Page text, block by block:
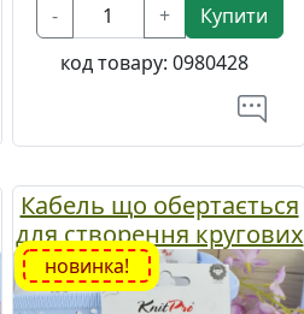
- +
Купити
код товару: 0980428
Кабель що обертається
для створення кругових
спиць довжиною 60 см.
KnitPro 10573 чорний
новинка!